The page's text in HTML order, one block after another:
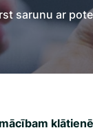
sadarbība
un klientu
runātāji
1:1 treneri
sarunu ar